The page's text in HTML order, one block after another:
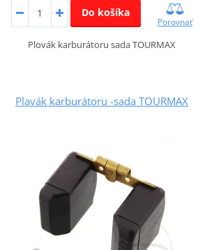
Do košíka
Porovnať
Plovák karburátoru sada TOURMAX
Plavák karburátoru -sada TOURMAX